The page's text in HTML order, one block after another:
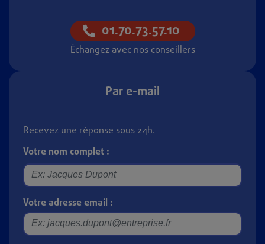
01.70.73.57.10
Échangez avec nos conseillers
Par e-mail
Recevez une réponse sous 24h.
Votre nom complet :
Votre adresse email :